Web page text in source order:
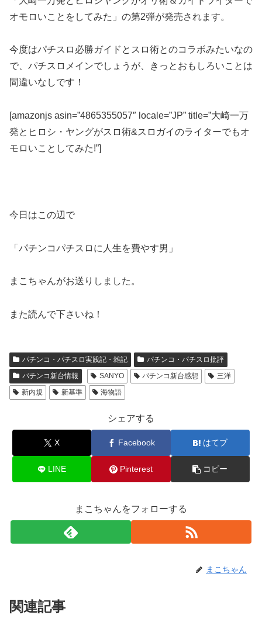
オモロいことをしてみた」の第2弾が発売されます。
今度はパチスロ必勝ガイドとスロ術とのコラボみたいなの
で、パチスロメインでしょうが、きっとおもしろいことは
間違いなしです！
[amazonjs asin=”4865355057″ locale=”JP” title=”大崎一万
発とヒロシ・ヤングがスロ術&スロガイのライターでもオ
モロいことしてみた!”]
今日はこの辺で
「パチンコパチスロに人生を費やす男」
まこちゃんがお送りしました。
また読んで下さいね！
パチンコ・パチスロ実践記・雑記
パチンコ・パチスロ批評
パチンコ新台情報
SANYO パチンコ新台感想
三洋
新内規
新基準 海物語
シェアする
X Facebook はてブ
LINE Pinterest コピー
まこちゃんをフォローする
まこちゃん
関連記事